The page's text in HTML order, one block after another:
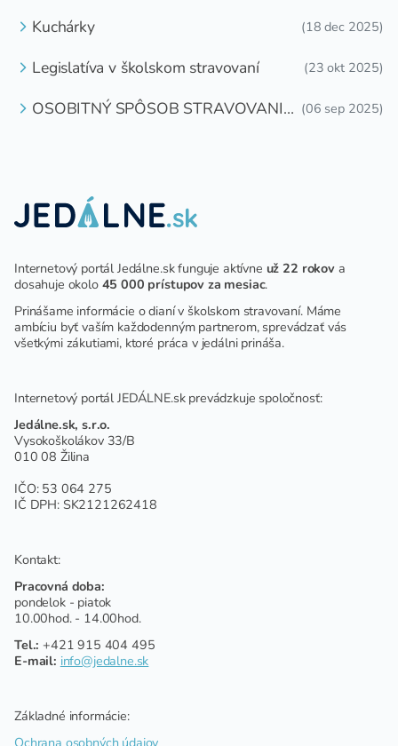
Kuchárky (18 dec 2025)
Legislatíva v školskom stravovaní (23 okt 2025)
OSOBITNÝ SPÔSOB STRAVOVANIA (06 sep 2025)
Internetový portál Jedálne.sk funguje aktívne už 22 rokova
dosahuje okolo 45 000 prístupov za mesiac.
Prinášame informácie o dianí v školskom stravovaní. Máme
ambíciu byť vaším každodenným partnerom, sprevádzať vás
všetkými zákutiami, ktoré práca v jedálni prináša.
Internetový portál JEDÁLNE.sk prevádzkuje spoločnosť:
Jedálne.sk, s.r.o.
Vysokoškolákov 33/B
010 08 Žilina
IČO: 53 064 275
IČ DPH: SK2121262418
Kontakt:
Pracovná doba:
pondelok - piatok
10.00hod. - 14.00hod.
Tel.: +421 915 404 495
E-mail: info@jedalne.sk
Základné informácie: